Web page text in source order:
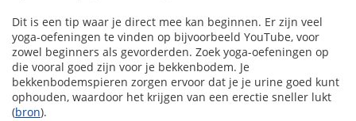
Dit is een tip waar je direct mee kan beginnen. Er zijn veel
yoga-oefeningen te vinden op bijvoorbeeld YouTube, voor
zowel beginners als gevorderden. Zoek yoga-oefeningen op
die vooral goed zijn voor je bekkenbodem. Je
bekkenbodemspieren zorgen ervoor dat je je urine goed kunt
ophouden, waardoor het krijgen van een erectie sneller lukt
(bron).